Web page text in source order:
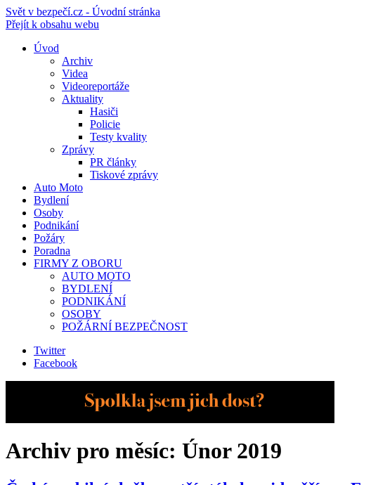
Svět v bezpečí.cz - Úvodní stránka
Přejít k obsahu webu
Úvod
Archiv
Videa
Videoreportáže
Aktuality
Hasiči
Policie
Testy kvality
Zprávy
PR články
Tiskové zprávy
Auto Moto
Bydlení
Osoby
Podnikání
Požáry
Poradna
FIRMY Z OBORU
AUTO MOTO
BYDLENÍ
PODNIKÁNÍ
OSOBY
POŽÁRNÍ BEZPEČNOST
Twitter
Facebook
Archiv pro měsíc: Únor 2019